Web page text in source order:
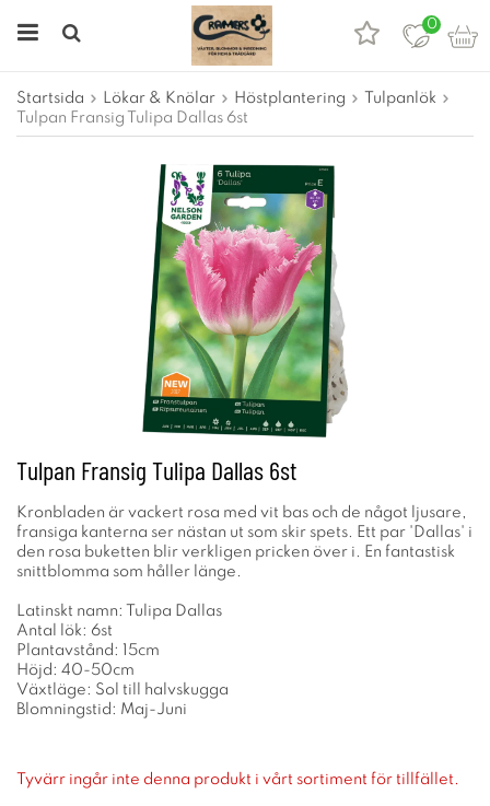
0
Startsida Lökar & Knölar Höstplantering
Tulpanlök
Tulpan Fransig Tulipa Dallas 6st
Tulpan Fransig Tulipa Dallas 6st
Kronbladen är vackert rosa med vit bas och de något ljusare,
fransiga kanterna ser nästan ut som skir spets. Ett par 'Dallas' i
den rosa buketten blir verkligen pricken över i. En fantastisk
snittblomma som håller länge.
Latinskt namn: Tulipa Dallas
Antal lök: 6st
Plantavstånd: 15cm
Höjd: 40-50cm
Växtläge: Sol till halvskugga
Blomningstid: Maj-Juni
Tyvärr ingår inte denna produkt i vårt sortiment för tillfället.